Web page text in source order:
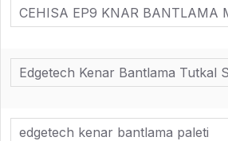
CEHISA EP9 KNAR BANTLAMA
Edgetech Kenar Bantlama Tutkal
edgetech kenar bantlama paleti